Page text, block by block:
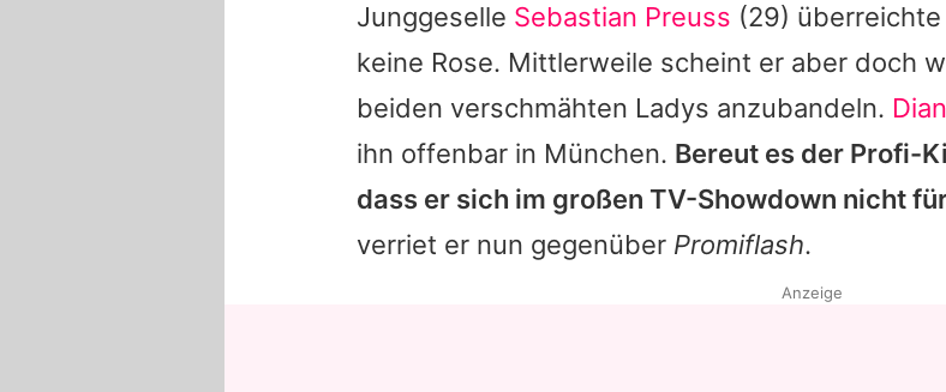
Junggeselle Sebastian Preuss (29)
keine Rose. Mittlerweile scheint er aber doch
beiden verschmähten Ladys anzubandeln.
ihn offenbar in München. Bereut es der Profi-
dass er sich im großen TV-Showdown nicht
verriet er nun gegenüber Promiflash.
Anzeige